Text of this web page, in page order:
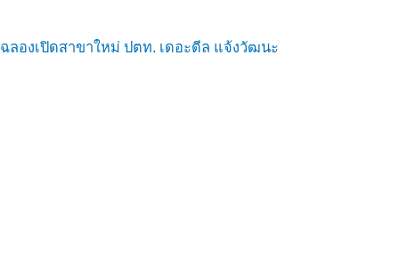
ฉลองเปิดสาขาใหม่ ปตท. เดอะดีล แจ้งวัฒนะ